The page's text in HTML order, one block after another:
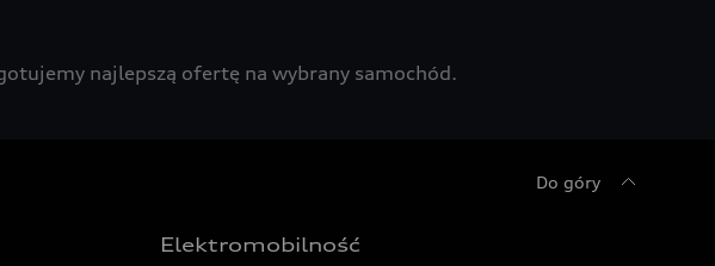
najlepszą ofertę na wybrany samochód.
Do góry
Elektromobilność